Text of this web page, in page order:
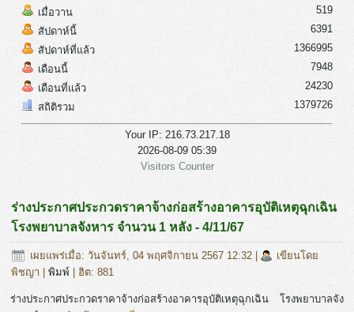
เมื่อวาน
สัปดาห์นี้
สัปดาห์ที่แล้ว
เดือนนี้
เดือนที่แล้ว
สถิติรวม
519
6391
1366995
7948
24230
1379726
Your IP: 216.73.217.18
2026-08-09 05:39
Visitors Counter
ร่างประกาศประกวดราคาจ้างก่อสร้างอาคารอุบัติเหตุฉุกเฉิน
โรงพยาบาลจังหาร จำนวน 1 หลัง - 4/11/67
เผยแพร่เมื่อ: วันจันทร์, 04 พฤศจิกายน 2567 12:32 |
เขียนโดย
พิชญา |พิมพ์ | ฮิต: 881
ร่างประกาศประกวดราคาจ้างก่อสร้างอาคารอุบัติเหตุฉุกเฉิน โรงพยาบาลจัง